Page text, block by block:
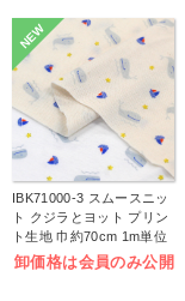
NEW
IBK71000-3 スムースニッ
ト クジラとヨット プリン
ト生地 巾約70cm 1m単位
(m)
卸価格は会員のみ公開